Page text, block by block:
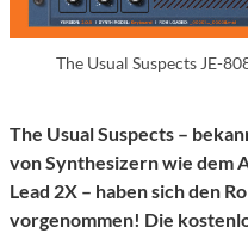
The Usual Suspects JE-
The Usual Suspects –
von Synthesizern wie dem
Lead 2X – haben sich den
vorgenommen! Die